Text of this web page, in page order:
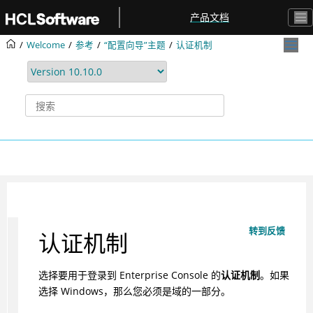
产品文档
Welcome 参考 “配置向导”主题 认证机制
转到反馈
认证机制
选择要用于登录到 Enterprise Console 的认证机制。如果
选择 Windows，那么您必须是域的一部分。